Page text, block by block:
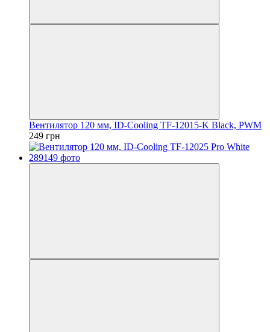
Вентилятор 120 мм, ID-Cooling TF-12015-K Black, PWM
249 грн